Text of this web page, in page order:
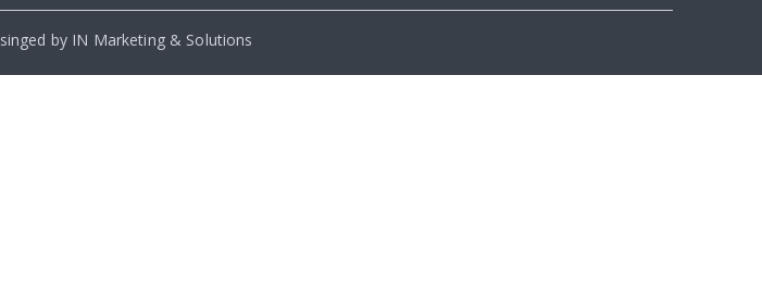
by IN Marketing & Solutions